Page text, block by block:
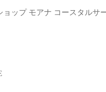
ップ モアナ コースタルサ